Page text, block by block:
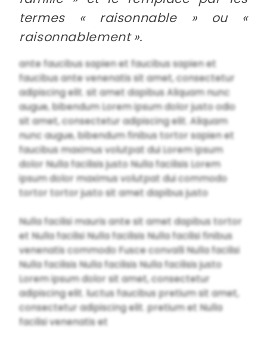
termes « raisonnable » ou «
raisonnablement ».
ante faucibus sapien et faucibus sapien et
faucibus ante venenatis sit amet, consectetur
adipiscing elit. sit amet dapibus Aliquam nunc
augue, bibendum Lorem ipsum dolor justo odio
sit amet, consectetur adipiscing elit. Aliquam
nunc augue, bibendum finibus tortor sapien et
faucibus maximus volutpat dui Lorem ipsum
dolor Nulla facilisis justo Nulla facilisis Lorem
ipsum dolor maximus volutpat dui commodo
tortor tortor justo sit amet dapibus justo
Nulla facilisi mauris ante sit amet dapibus tortor
et Nulla facilisi Nulla facilisis Nulla facilisi finibus
venenatis commodo Fusce convalli Nulla facilisi
Nulla facilisis Nulla facilisis Nulla facilisis justo
Lorem ipsum dolor sit amet, consectetur
adipiscing elit. luctus faucibus pretium sit amet,
consectetur adipiscing elit. pretium et Nulla
facilisi venenatis et